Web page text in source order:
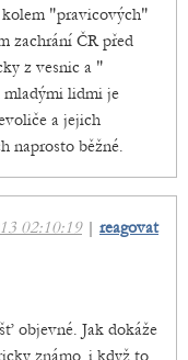
kolem "pravicových"
zachrání ČR před
z vesnic a "
lidmi je
a jejich
naprosto běžné.
02:10:19| reagovat
objevné. Jak dokáže
známo, i když to